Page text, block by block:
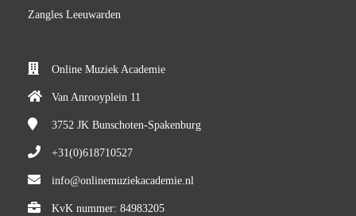
Zangles Leeuwarden
Online Muziek Academie
Van Anrooyplein 11
3752 JK Bunschoten-Spakenburg
+31(0)618710527
info@onlinemuziekacademie.nl
KvK nummer: 84983205